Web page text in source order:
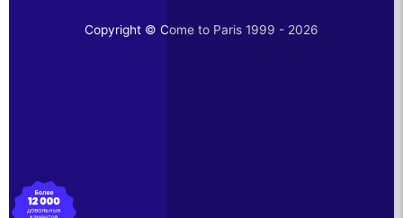
Copyright © Come to Paris 1999 - 2026